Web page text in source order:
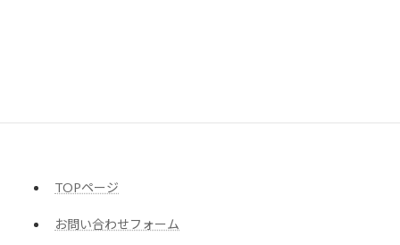
TOPページ
お問い合わせフォーム